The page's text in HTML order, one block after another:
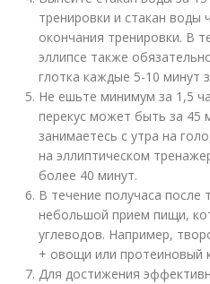
тренировки и стакан воды
окончания тренировки. В
эллипсе также
глотка каждые 5-10 минут
Не ешьте минимум за 1,5
перекус может быть за 45
занимаетесь с утра на
на эллиптическом
более 40 минут.
В течение получаса после
небольшой прием пищи,
углеводов. Например,
+ овощи или протеиновый
Для достижения